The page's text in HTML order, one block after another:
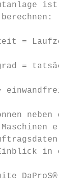
ist
= Laufzeit
=
einwandfreie
neben
in
DaProS®-MDA